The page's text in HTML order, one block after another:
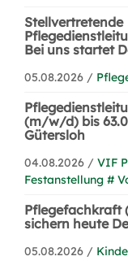
Stellvertretende
Bei uns startet
05.08.2026 /
(m/w/d) bis
Gütersloh
04.08.2026 / VIF
Festanstellung #
Pflegefachkraft
sichern heute
05.08.2026 /